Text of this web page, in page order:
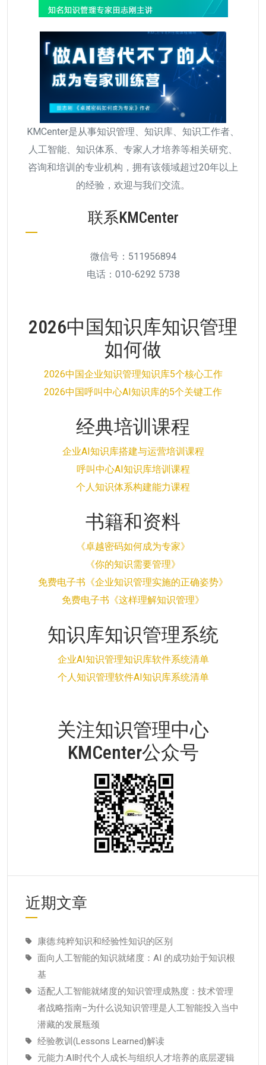
KMCenter是从事知识管理、知识库、知识工作者、
人工智能、知识体系、专家人才培养等相关研究、
咨询和培训的专业机构，拥有该领域超过20年以上
的经验，欢迎与我们交流。
联系KMCenter
微信号：511956894
电话：010-6292 5738
2026中国知识库知识管理
如何做
2026中国企业知识管理知识库5个核心工作
2026中国呼叫中心AI知识库的5个关键工作
经典培训课程
企业AI知识库搭建与运营培训课程
呼叫中心AI知识库培训课程
个人知识体系构建能力课程
书籍和资料
《卓越密码如何成为专家》
《你的知识需要管理》
免费电子书《企业知识管理实施的正确姿势》
免费电子书《这样理解知识管理》
知识库知识管理系统
企业AI知识管理知识库软件系统清单
个人知识管理软件AI知识库系统清单
关注知识管理中心
KMCenter公众号
近期文章
康德:纯粹知识和经验性知识的区别
面向人工智能的知识就绪度：AI 的成功始于知识根
基
适配人工智能就绪度的知识管理成熟度：技术管理
者战略指南–为什么说知识管理是人工智能投入当中
潜藏的发展瓶颈
经验教训(Lessons Learned)解读
元能力:AI时代个人成长与组织人才培养的底层逻辑